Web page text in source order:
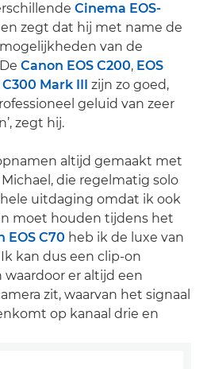
Cinema EOS-
zegt dat hij met name de
van de
Canon EOS C200, EOS
C300 Mark III
zijn zo goed,
geluid van zeer
zegt hij.
altijd gemaakt met
die regelmatig solo
uitdaging omdat ik ook
moet houden tijdens het
EOS C70 heb ik de luxe van
kan dus een clip-on
er altijd een
zit, waarvan het signaal
op kanaal drie en